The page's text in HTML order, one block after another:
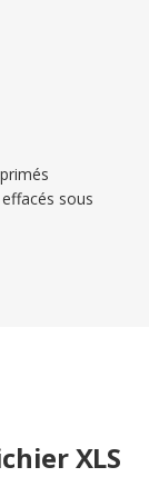
sous
XLS